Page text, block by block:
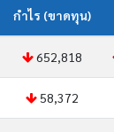
กำไร (ขาดทุน)
652,818
58,372